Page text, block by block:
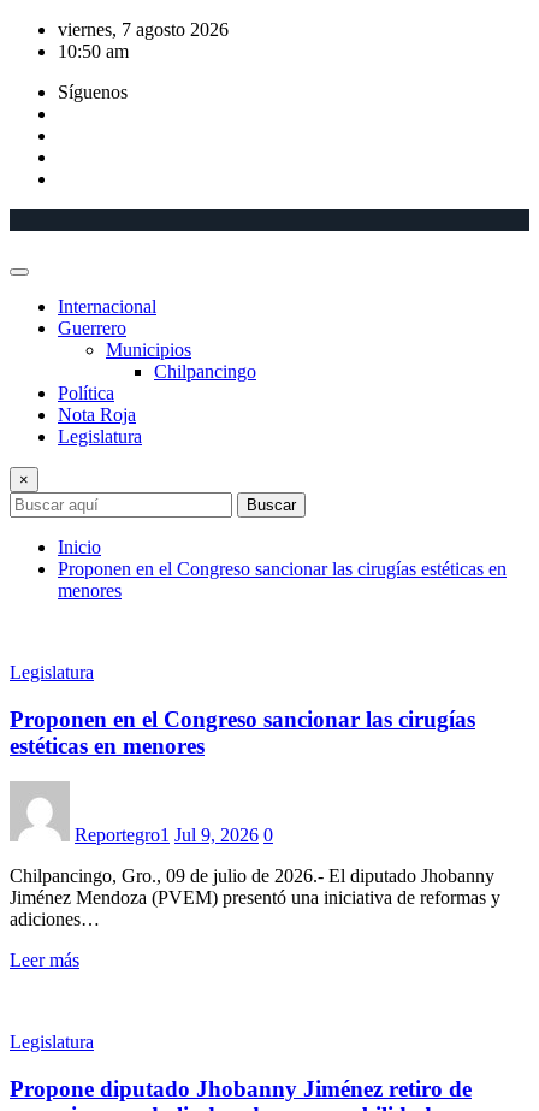
Saltar
viernes, 7 agosto 2026
10:50 am
Síguenos
Internacional
Guerrero
Municipios
Chilpancingo
Política
Nota Roja
Legislatura
×
Buscar
Inicio
Proponen en el Congreso sancionar las cirugías estéticas en
menores
Legislatura
Proponen en el Congreso sancionar las cirugías
estéticas en menores
Reportegro1 Jul 9, 2026 0
Chilpancingo, Gro., 09 de julio de 2026.- El diputado Jhobanny
Jiménez Mendoza (PVEM) presentó una iniciativa de reformas y
adiciones…
Leer más
Legislatura
Propone diputado Jhobanny Jiménez retiro de